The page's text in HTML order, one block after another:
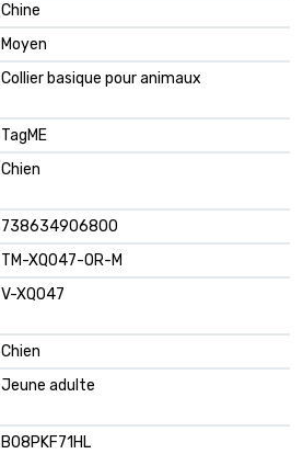
Chine
Moyen
Collier basique pour animaux
TagME
Chien
738634906800
TM-XQ047-OR-M
V-XQ047
Chien
Jeune adulte
B08PKF71HL